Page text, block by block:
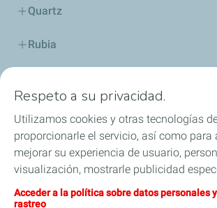
Quartz
Rubia
Lubricantes y especialidades
Distribuidores
TWC
Respeto a su privacidad.
Utilizamos cookies y otras tecnologías
proporcionarle el servicio, así como para
mejorar su experiencia de usuario,
visualización, mostrarle publicidad
en este sitio y en nuestros sitios
compartir nuestro contenido en las redes
Acceder a la política sobre datos personales
rastreo